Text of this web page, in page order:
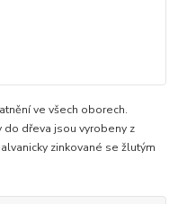
ve všech oborech.
do dřeva jsou vyrobeny z
zinkované se žlutým